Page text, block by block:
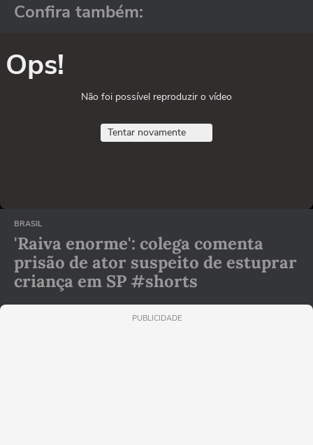
Confira também:
Ops!
Não foi possível reproduzir o vídeo
Tentar novamente
BRASIL
'Raiva enorme': colega comenta
prisão de ator suspeito de estuprar
criança em SP #shorts
PUBLICIDADE